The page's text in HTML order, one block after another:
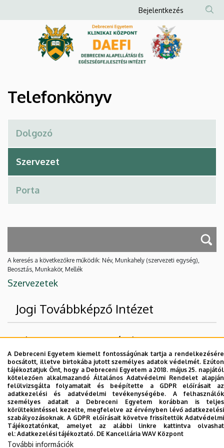
Debreceni
és
Egészségfejlesztési
Intézet
a
Anonim
Felhasználói
fiók
menüje
Bejelentkezés
Telefonkönyv
A keresés a következőkre működik: Név, Munkahely (szervezeti egység),
Beosztás, Munkakör, Mellék
Szervezetek
Jogi Továbbképző Intézet
Felettes szervezeti egységek
Debreceni Egyetem
Állam- és Jogtudományi Kar
Nincs találat.
Dolgozói adatmódosítás igénylése a DE
telefonkönyvében
A Debreceni Egyetem kiemelt fontosságúnak tartja a rendelkezésére
bocsátott, illetve birtokába jutott személyes adatok védelmét. Ezúton
tájékoztatjuk Önt, hogy a Debreceni Egyetem a 2018. május 25. napjától
kötelezően alkalmazandó Általános Adatvédelmi Rendelet alapján
felülvizsgálta folyamatait és beépítette a GDPR előírásait az
adatkezelési és adatvédelmi tevékenységébe. A felhasználók
személyes adatait a Debreceni Egyetem korábban is teljes
körültekintéssel kezelte, megfelelve az érvényben lévő adatkezelési
szabályozásoknak. A GDPR előírásait követve frissítettük Adatvédelmi
Tájékoztatónkat, amelyet az alábbi linkre kattintva olvashat
el: Adatkezelési tájékoztató. DE Kancellária WAV Központ
További információk